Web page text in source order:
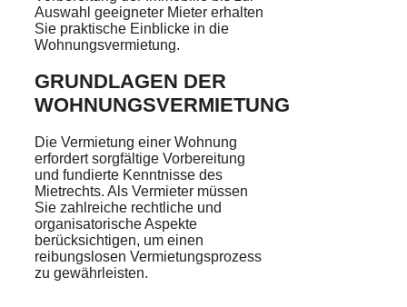
Auswahl geeigneter Mieter erhalten
Sie praktische Einblicke in die
Wohnungsvermietung.
GRUNDLAGEN DER
WOHNUNGSVERMIETUNG
Die Vermietung einer Wohnung
erfordert sorgfältige Vorbereitung
und fundierte Kenntnisse des
Mietrechts. Als Vermieter müssen
Sie zahlreiche rechtliche und
organisatorische Aspekte
berücksichtigen, um einen
reibungslosen Vermietungsprozess
zu gewährleisten.